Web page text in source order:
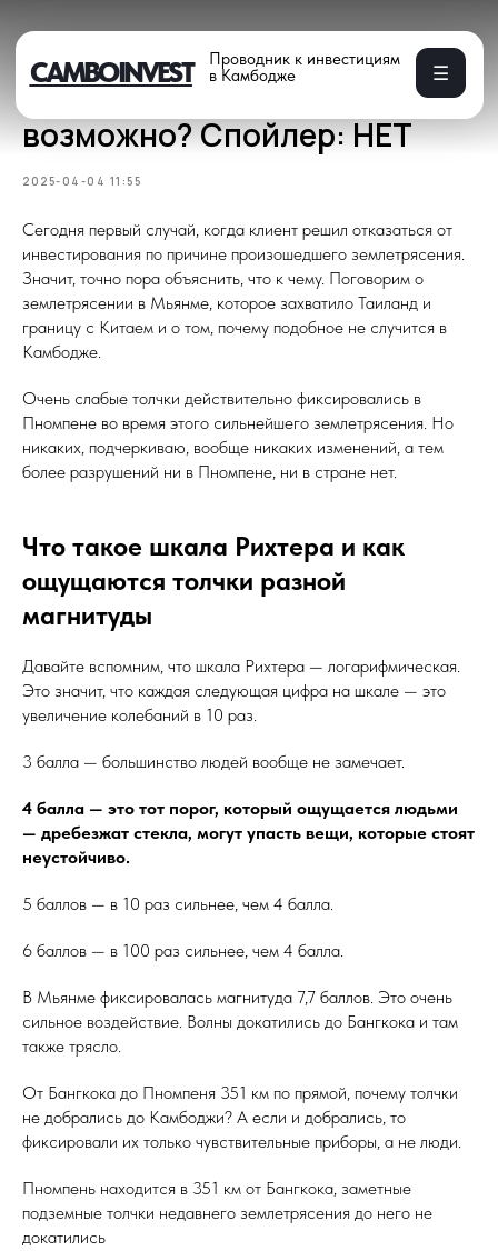
в Камбодже
Землетрясение в Камбодже
возможно? Спойлер: НЕТ
2025-04-04 11:55
Сегодня первый случай, когда клиент решил отказаться от
инвестирования по причине произошедшего землетрясения.
Значит, точно пора объяснить, что к чему. Поговорим о
землетрясении в Мьянме, которое захватило Таиланд и
границу с Китаем и о том, почему подобное не случится в
Камбодже.
Очень слабые толчки действительно фиксировались в
Пномпене во время этого сильнейшего землетрясения. Но
никаких, подчеркиваю, вообще никаких изменений, а тем
более разрушений ни в Пномпене, ни в стране нет.
Что такое шкала Рихтера и как
ощущаются толчки разной
магнитуды
Давайте вспомним, что шкала Рихтера — логарифмическая.
Это значит, что каждая следующая цифра на шкале — это
увеличение колебаний в 10 раз.
3 балла — большинство людей вообще не замечает.
4 балла — это тот порог, который ощущается людьми
— дребезжат стекла, могут упасть вещи, которые стоят
неустойчиво.
5 баллов — в 10 раз сильнее, чем 4 балла.
6 баллов — в 100 раз сильнее, чем 4 балла.
В Мьянме фиксировалась магнитуда 7,7 баллов. Это очень
сильное воздействие. Волны докатились до Бангкока и там
также трясло.
От Бангкока до Пномпеня 351 км по прямой, почему толчки
не добрались до Камбоджи? А если и добрались, то
фиксировали их только чувствительные приборы, а не люди.
Пномпень находится в 351 км от Бангкока, заметные
подземные толчки недавнего землетрясения до него не
докатились